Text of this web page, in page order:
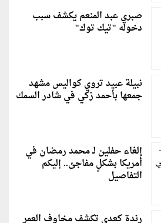
صبري عبد المنعم يكشف سبب
دخوله "تيك توك"
نبيلة عبيد تروي كواليس مشهد
جمعها بأحمد زكي في شادر السمك
إلغاء حفلين لـ محمد رمضان في
أمريكا بشكلٍ مفاجئ.. إليكم
التفاصيل
رندة كعدي تكشف مخاوف العمر